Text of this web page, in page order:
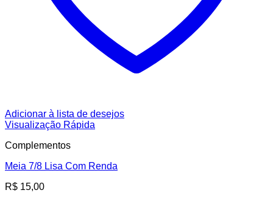
Adicionar à lista de desejos
Visualização Rápida
Complementos
Meia 7/8 Lisa Com Renda
R$ 15,00